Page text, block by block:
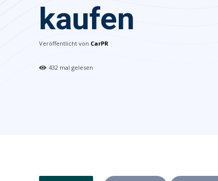
kaufen
Veröffentlicht von CarPR
432 mal gelesen